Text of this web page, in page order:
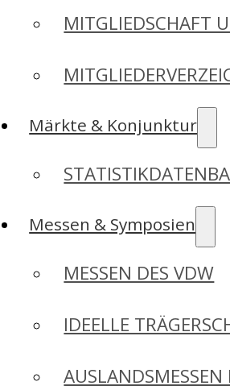
MITGLIEDSCHAFT
Märkte & Konjunktur
Messen & Symposien
MESSEN DES VDW
IDEELLE